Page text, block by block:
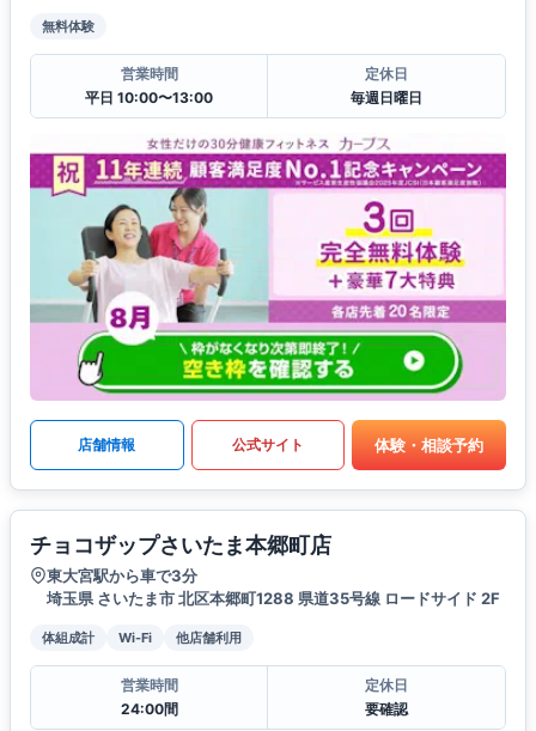
無料体験
営業時間
平日 10:00〜13:00
定休日
毎週日曜日
店舗情報 公式サイト 体験・相談予約
チョコザップさいたま本郷町店
東大宮駅から車で3分
埼玉県 さいたま市 北区本郷町1288 県道35号線 ロードサイド 2F
体組成計 Wi-Fi 他店舗利用
営業時間
24:00間
定休日
要確認